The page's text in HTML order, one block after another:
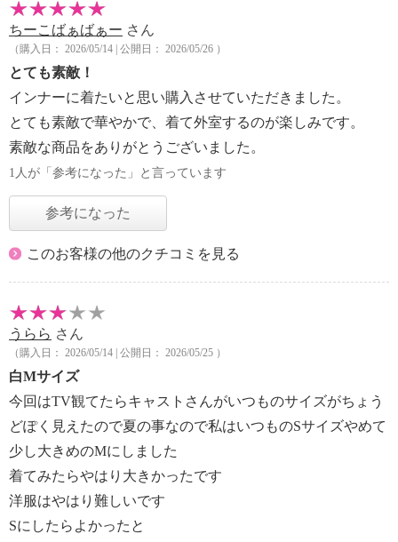
ちーこばぁばぁー さん
（購入日： 2026/05/14 | 公開日： 2026/05/26 ）
とても素敵！
インナーに着たいと思い購入させていただきました。
とても素敵で華やかで、着て外室するのが楽しみです。
素敵な商品をありがとうございました。
1人が「参考になった」と言っています
参考になった
このお客様の他のクチコミを見る
うらら さん
（購入日： 2026/05/14 | 公開日： 2026/05/25 ）
白Mサイズ
今回はTV観てたらキャストさんがいつものサイズがちょう
どぽく見えたので夏の事なので私はいつものSサイズやめて
少し大きめのMにしました
着てみたらやはり大きかったです
洋服はやはり難しいです
Sにしたらよかったと